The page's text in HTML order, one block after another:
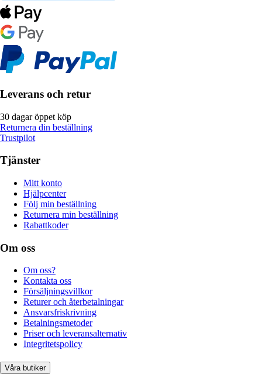
Leverans och retur
30 dagar öppet köp
Returnera din beställning
Trustpilot
Tjänster
Mitt konto
Hjälpcenter
Följ min beställning
Returnera min beställning
Rabattkoder
Om oss
Om oss?
Kontakta oss
Försäljningsvillkor
Returer och återbetalningar
Ansvarsfriskrivning
Betalningsmetoder
Priser och leveransalternativ
Integritetspolicy
Våra butiker